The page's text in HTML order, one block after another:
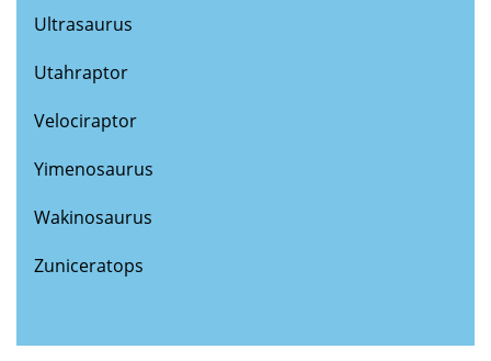
Ultrasaurus
Utahraptor
Velociraptor
Yimenosaurus
Wakinosaurus
Zuniceratops